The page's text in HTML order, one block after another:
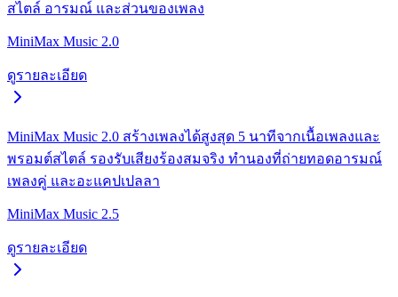
สไตล์ อารมณ์ และส่วนของเพลง
MiniMax Music 2.0
ดูรายละเอียด
MiniMax Music 2.0 สร้างเพลงได้สูงสุด 5 นาทีจากเนื้อเพลงและ
พรอมต์สไตล์ รองรับเสียงร้องสมจริง ทำนองที่ถ่ายทอดอารมณ์
เพลงคู่ และอะแคปเปลลา
MiniMax Music 2.5
ดูรายละเอียด